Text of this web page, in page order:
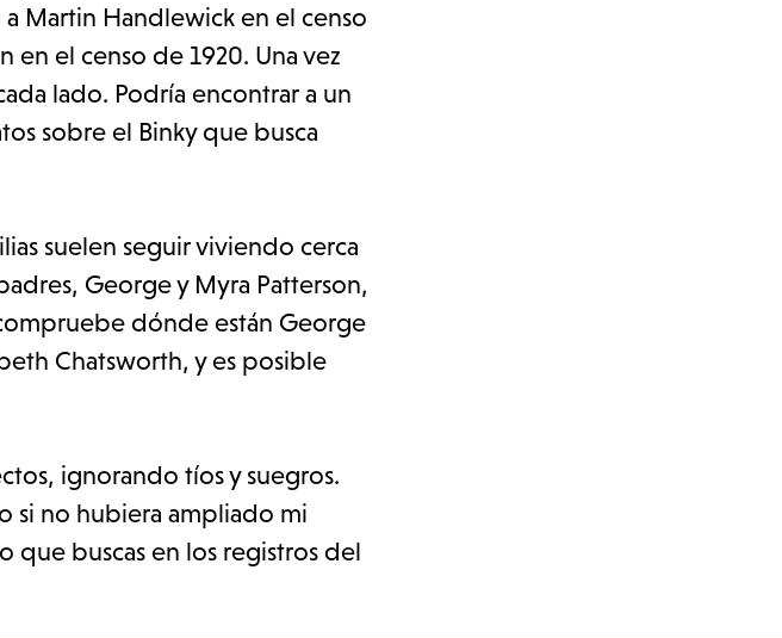
Martin Handlewick en el censo
el censo de 1920. Una vez
lado. Podría encontrar a un
sobre el Binky que busca
suelen seguir viviendo cerca
George y Myra Patterson,
dónde están George
Chatsworth, y es posible
ignorando tíos y suegros.
si no hubiera ampliado mi
que buscas en los registros del